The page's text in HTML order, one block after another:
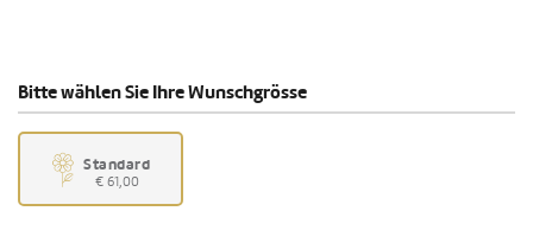
Bitte wählen Sie Ihre Wunschgrösse
Standard
€ 61,00